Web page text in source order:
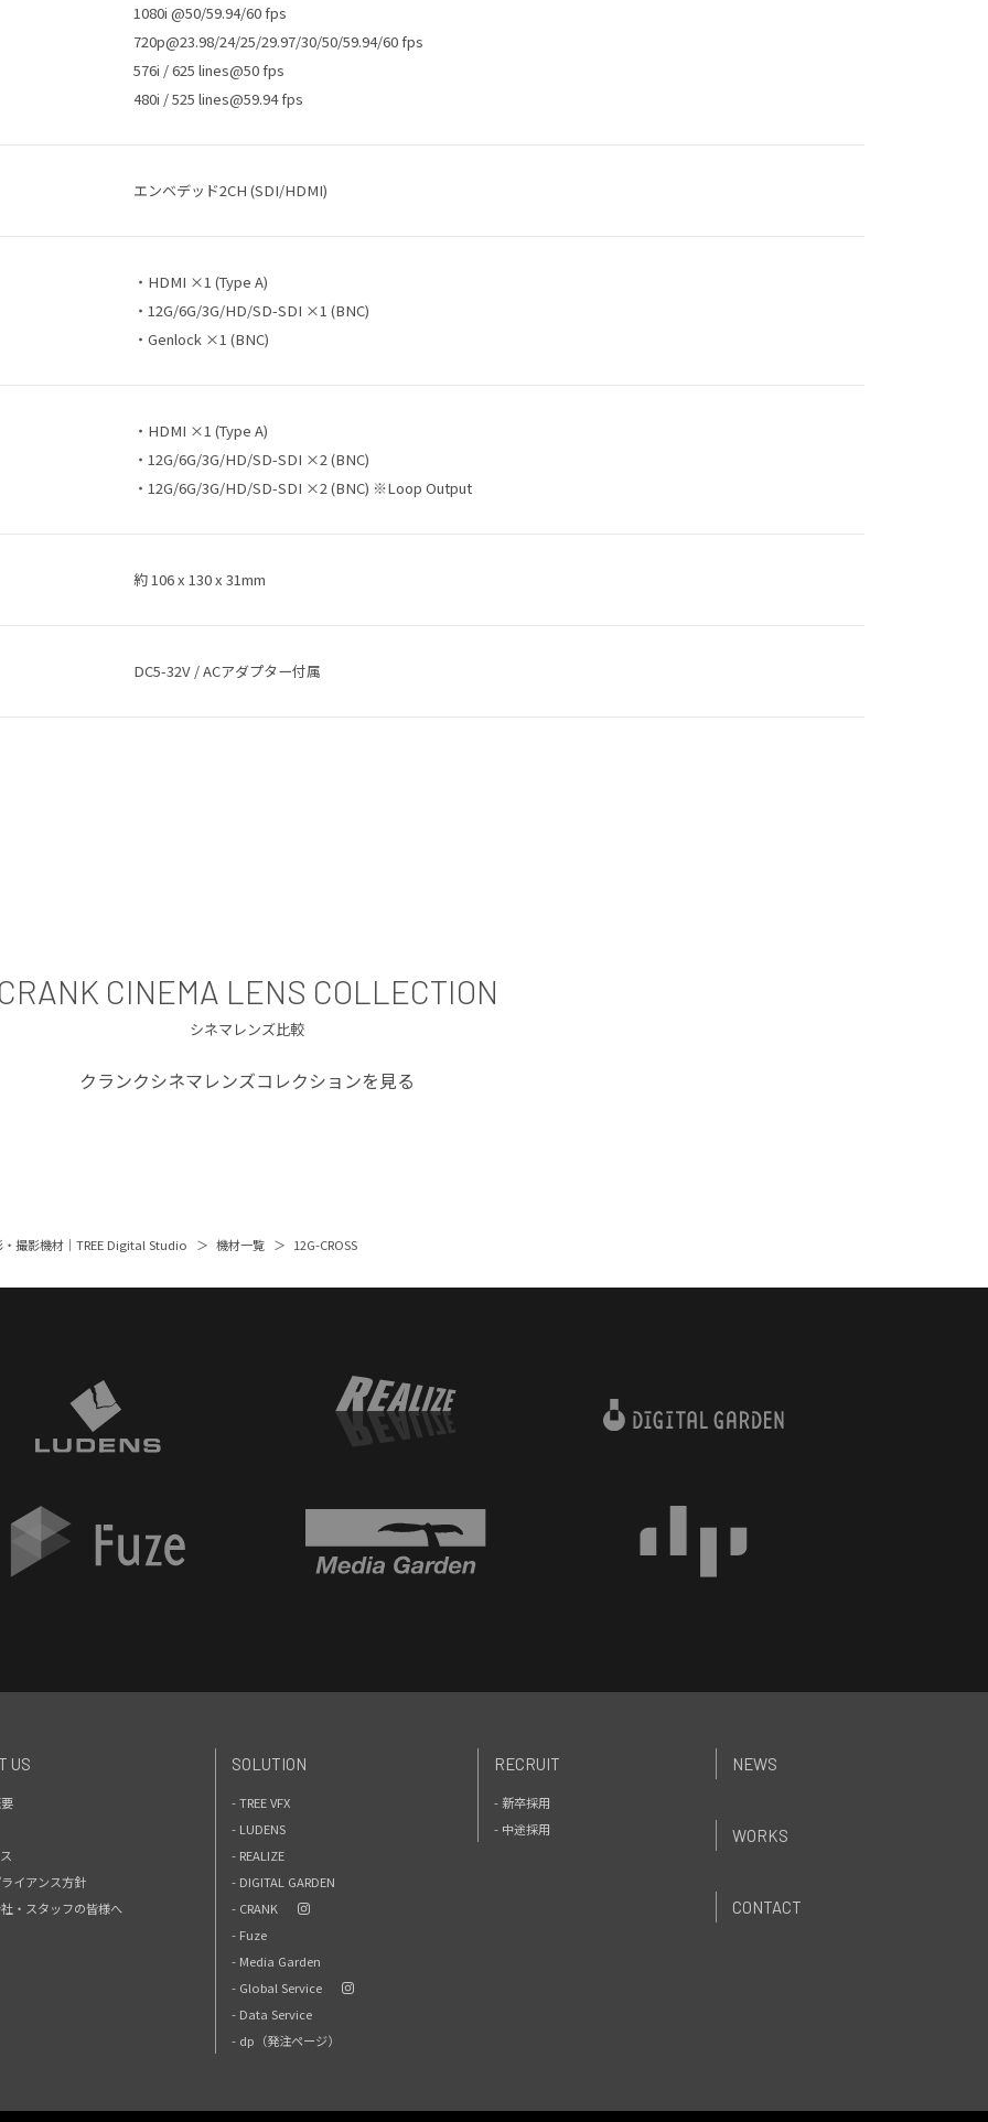
1080i @50/59.94/60 fps
720p@23.98/24/25/29.97/30/50/59.94/60 fps
576i / 625 lines@50 fps
480i / 525 lines@59.94 fps
エンベデッド2CH (SDI/HDMI)
・HDMI ×1 (Type A)
・12G/6G/3G/HD/SD-SDI ×1 (BNC)
・Genlock ×1 (BNC)
・HDMI ×1 (Type A)
・12G/6G/3G/HD/SD-SDI ×2 (BNC)
・12G/6G/3G/HD/SD-SDI ×2 (BNC) ※Loop Output
約 106 x 130 x 31mm
DC5-32V / ACアダプター付属
CINEMA LENS COLLECTION
シネマレンズ比較
クランクシネマレンズコレクションを見る
・撮影機材｜TREE Digital Studio 機材一覧 12G-CROSS
US
イアンス方針
・スタッフの皆様へ
SOLUTION
- TREE VFX
- LUDENS
- REALIZE
- DIGITAL GARDEN
- CRANK
- Fuze
- Media Garden
- Global Service
- Data Service
- dp（発注ページ）
RECRUIT
- 新卒採用
- 中途採用
NEWS
WORKS
CONTACT